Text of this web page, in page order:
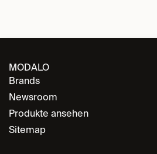
MODALO
Brands
Newsroom
Produkte ansehen
Sitemap